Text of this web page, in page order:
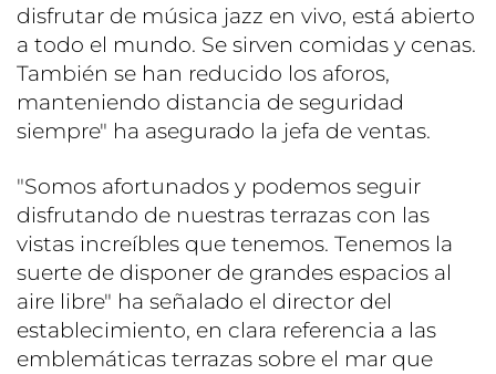
disfrutar de música jazz en vivo, está abierto
a todo el mundo. Se sirven comidas y cenas.
También se han reducido los aforos,
manteniendo distancia de seguridad
siempre" ha asegurado la jefa de ventas.
"Somos afortunados y podemos seguir
disfrutando de nuestras terrazas con las
vistas increíbles que tenemos. Tenemos la
suerte de disponer de grandes espacios al
aire libre" ha señalado el director del
establecimiento, en clara referencia a las
emblemáticas terrazas sobre el mar que